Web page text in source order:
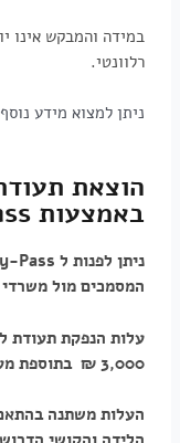
במידה והמבקש אינו
רלוונטי.
ניתן למצוא מידע
הוצאת
באמצעות Easy-Pass
ניתן לפנות ל Pass
המסמכים מול
3,000 ₪ בתוספת מע"מ
העלות משתנה